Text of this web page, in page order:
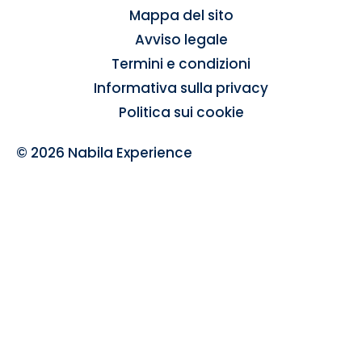
Mappa del sito
Avviso legale
Termini e condizioni
Informativa sulla privacy
Politica sui cookie
© 2026 Nabila Experience